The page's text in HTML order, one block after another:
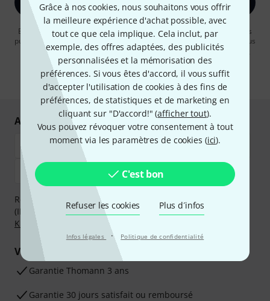
Grâce à nos cookies, nous souhaitons vous offrir
la meilleure expérience d'achat possible, avec
tout ce que cela implique. Cela inclut, par
exemple, des offres adaptées, des publicités
personnalisées et la mémorisation des
préférences. Si vous êtes d'accord, il vous suffit
d'accepter l'utilisation de cookies à des fins de
préférences, de statistiques et de marketing en
cliquant sur "D'accord!" (afficher tout).
Vous pouvez révoquer votre consentement à tout
moment via les paramètres de cookies (ici).
C'est bon
Refuser les cookies Plus d´infos
Infos légales · Politique de confidentialité
En cliquant sur "S'inscrire maintenant", vous acceptez de recevoir des
publicités par e-mail. La désinscription est possible à tout moment. Vous
pouvez trouver plus d'informations à ce sujet dans notrePolitique de
confidentialité.
* Requis
Achetez et payez en toute sécurité
Réglez de manière sûre et sécurisée par Virement
(IBAN/BIC), PayPal, Amazon Pay,
Klarna Payer Maintenant
Klarna Payer en 3 fois
ou Carte de crédit.
Vos avantages
Ga­ran­tie Thomann 3 ans
Garantie 30 jours satisfait ou remboursé